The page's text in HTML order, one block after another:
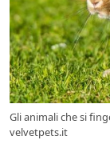
Gli animali che si
velvetpets.it